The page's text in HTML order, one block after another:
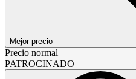
Mejor precio
Precio normal
PATROCINADO